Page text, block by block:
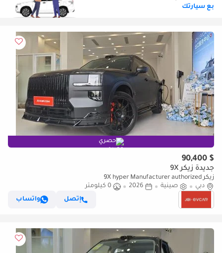
بع سيارتك
حصري
$ 90,400
جديدة زيكر 9X
زيكر 9X hyper Manufacturer authorized
دبي
صينية 2026
0 كيلومتر
إتصل
واتساب